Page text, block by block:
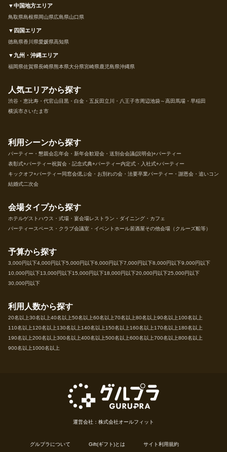
▼中国地方エリア
鳥取県島根県岡山県広島県山口県
▼四国エリア
徳島県香川県愛媛県高知県
▼九州・沖縄エリア
福岡県佐賀県長崎県熊本県大分県宮崎県鹿児島県沖縄県
人気エリアから探す
渋谷・恵比寿・代官山目黒・白金・五反田立川・八王子市周辺池袋～高田馬場・早稲田
横浜市さいたま市
利用シーンから探す
パーティー・懇親会忘年会・新年会歓迎会・送別会会議(説明会)+パーティー
表彰式+パーティー祝賀会・記念式典+パーティー内定式・入社式+パーティー
キックオフ+パーティー 同窓会偲ぶ会・お別れの会・法要卒業パーティー・謝恩会・追いコン
結婚式二次会
会場タイプから探す
ホテルゲストハウス・式場・宴会場レストラン・ダイニング・カフェ
パーティースペース・クラブ会議室・イベントホール居酒屋その他会場（クルーズ船等）
予算から探す
3,000円以下4,000円以下5,000円以下6,000円以下7,000円以下8,000円以下9,000円以下
10,000円以下13,000円以下15,000円以下18,000円以下20,000円以下25,000円以下
30,000円以下
利用人数から探す
20名以上30名以上40名以上50名以上60名以上70名以上80名以上90名以上100名以上
110名以上120名以上130名以上140名以上150名以上160名以上170名以上180名以上
190名以上200名以上300名以上400名以上500名以上600名以上700名以上800名以上
900名以上1000名以上
運営会社：株式会社オールフィット
グルプラについて Gift(ギフト)とは サイト利用規約